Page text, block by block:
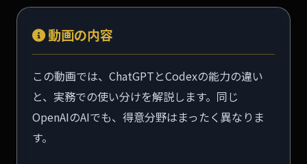
動画の内容
この動画では、ChatGPTとCodexの能力の違い
と、実務での使い分けを解説します。同じ
OpenAIのAIでも、得意分野はまったく異なりま
す。